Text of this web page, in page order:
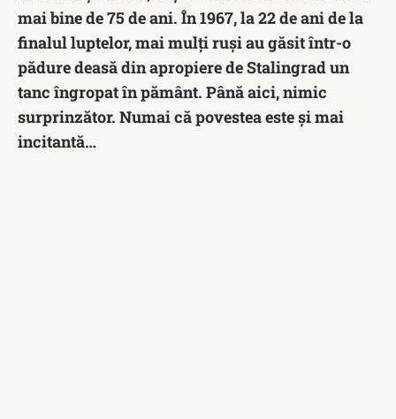
mai bine de 75 de ani. În 1967, la 22 de ani de la
finalul luptelor, mai mulți ruși au găsit într-o
pădure deasă din apropiere de Stalingrad un
tanc îngropat în pământ. Până aici, nimic
surprinzător. Numai că povestea este și mai
incitantă…